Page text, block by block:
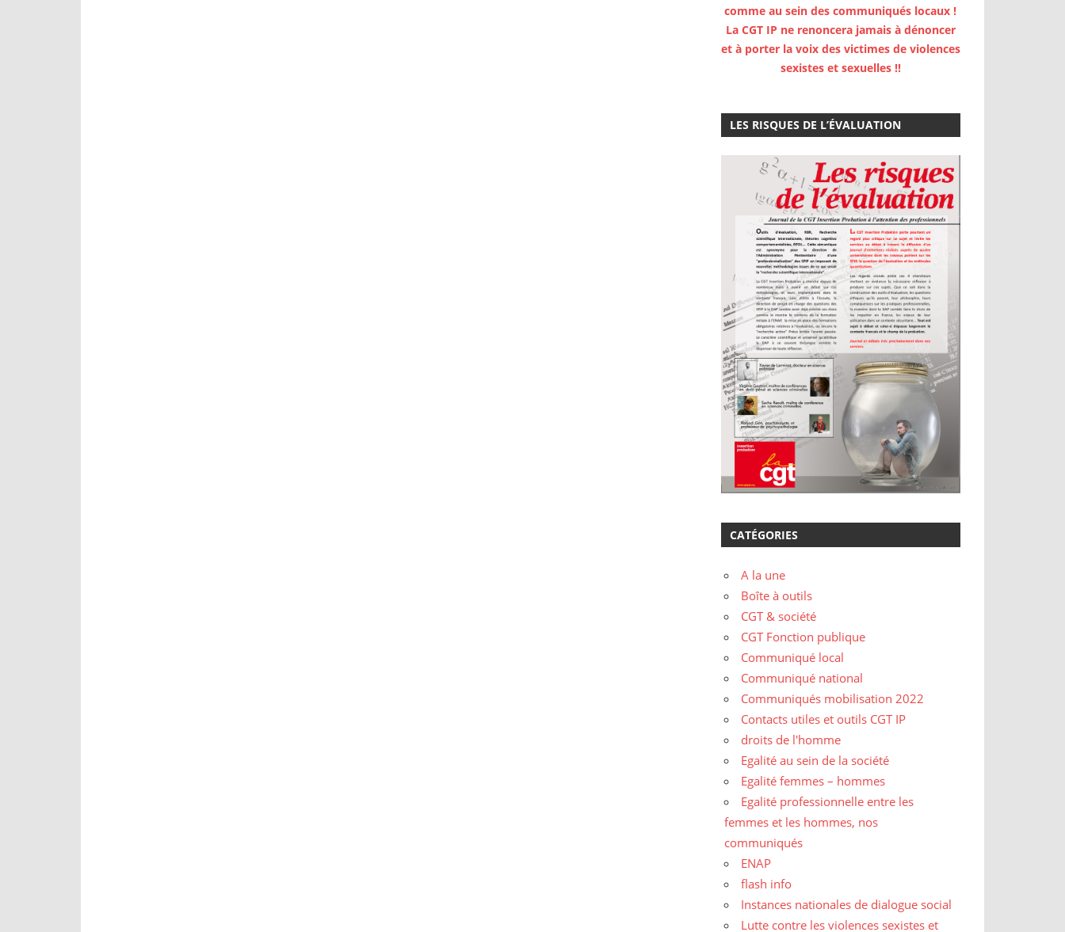
comme au sein des communiqués locaux !
La CGT IP ne renoncera jamais à dénoncer
et à porter la voix des victimes de violences
sexistes et sexuelles !!
LES RISQUES DE L’ÉVALUATION
CATÉGORIES
A la une
Boîte à outils
CGT & société
CGT Fonction publique
Communiqué local
Communiqué national
Communiqués mobilisation 2022
Contacts utiles et outils CGT IP
droits de l'homme
Egalité au sein de la société
Egalité femmes – hommes
Egalité professionnelle entre les
femmes et les hommes, nos
communiqués
ENAP
flash info
Instances nationales de dialogue social
Lutte contre les violences sexistes et